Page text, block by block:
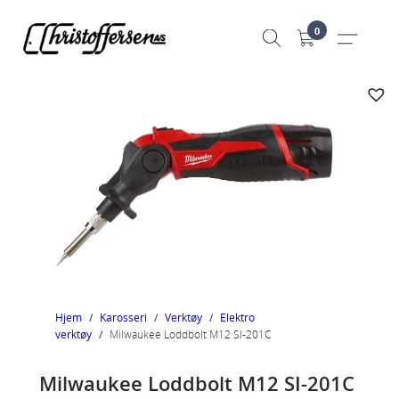
0
Hjem / Karosseri / Verktøy / Elektro
verktøy / Milwaukee Loddbolt M12 SI-201C
Milwaukee Loddbolt M12 SI-201C